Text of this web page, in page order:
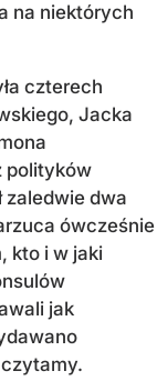
na niektórych
czterech
Jacka
polityków
zaledwie dwa
ówcześnie
kto i w jaki
jak